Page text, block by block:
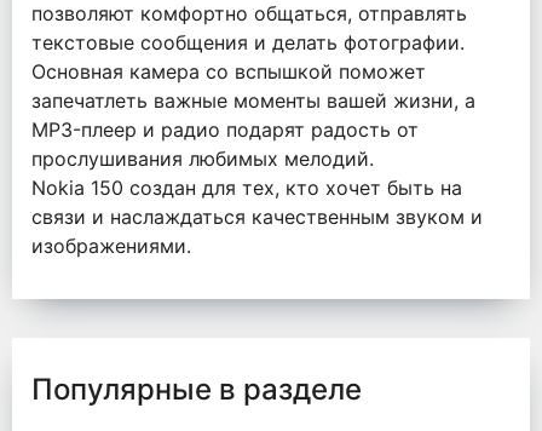
позволяют комфортно общаться, отправлять
текстовые сообщения и делать фотографии.
Основная камера со вспышкой поможет
запечатлеть важные моменты вашей жизни, а
MP3-плеер и радио подарят радость от
прослушивания любимых мелодий.
Nokia 150 создан для тех, кто хочет быть на
связи и наслаждаться качественным звуком и
изображениями.
Популярные в разделе